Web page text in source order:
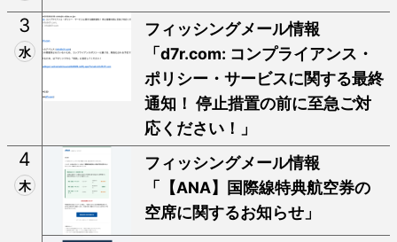
3
水
フィッシングメール情報
「d7r.com: コンプライアンス・
ポリシー・サービスに関する最終
通知！ 停止措置の前に至急ご対
応ください！」
4
木
フィッシングメール情報
「【ANA】国際線特典航空券の
空席に関するお知らせ」